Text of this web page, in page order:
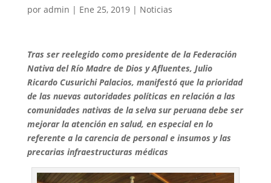
por admin | Ene 25, 2019| Noticias
Tras ser reelegido como presidente de la Federación
Nativa del Río Madre de Dios y Afluentes, Julio
Ricardo Cusurichi Palacios, manifestó que la prioridad
de las nuevas autoridades políticas en relación a las
comunidades nativas de la selva sur peruana debe ser
mejorar la atención en salud, en especial en lo
referente a la carencia de personal e insumos y las
precarias infraestructuras médicas